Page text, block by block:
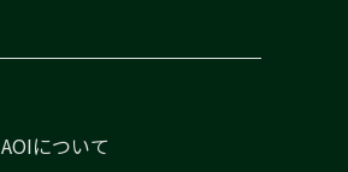
AOIについて